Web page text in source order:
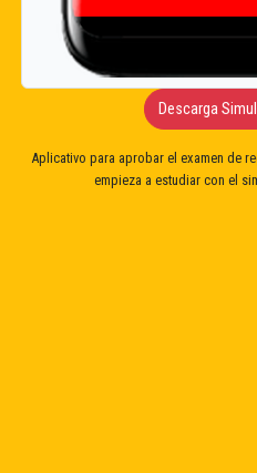
Descarga
Aplicativo para aprobar el examen de
empieza a estudiar con el